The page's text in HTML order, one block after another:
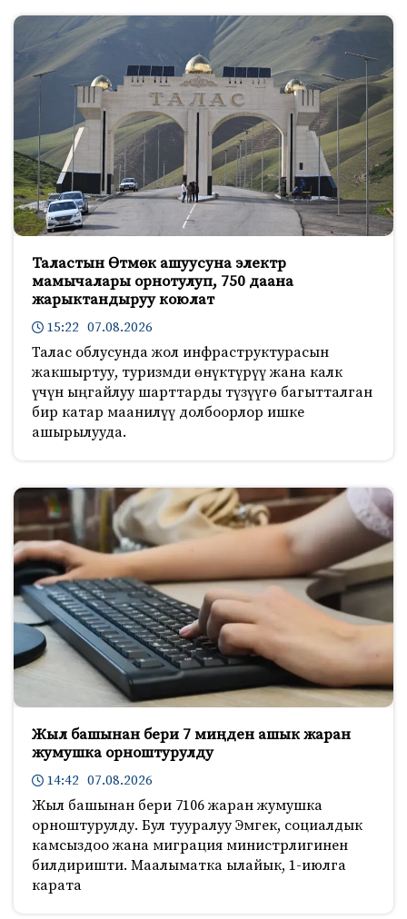
Таластын Өтмөк ашуусуна электр
мамычалары орнотулуп, 750 даана
жарыктандыруу коюлат
15:22 07.08.2026
Талас облусунда жол инфраструктурасын
жакшыртуу, туризмди өнүктүрүү жана калк
үчүн ыңгайлуу шарттарды түзүүгө багытталган
бир катар маанилүү долбоорлор ишке
ашырылууда.
Жыл башынан бери 7 миңден ашык жаран
жумушка орноштурулду
14:42 07.08.2026
Жыл башынан бери 7106 жаран жумушка
орноштурулду. Бул тууралуу Эмгек, социалдык
камсыздоо жана миграция министрлигинен
билдиришти. Маалыматка ылайык, 1-июлга
карата